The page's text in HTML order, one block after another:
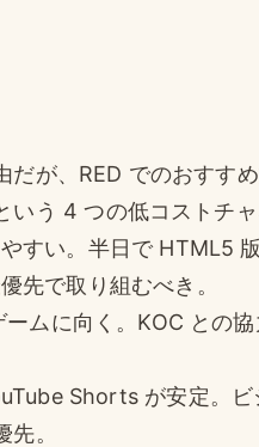
だが、RED でのおすす
う 4 つの低コストチャ
すい。半日で HTML5
先で取り組むべき。
ムに向く。KOC との
Shorts が安定。ビ
。